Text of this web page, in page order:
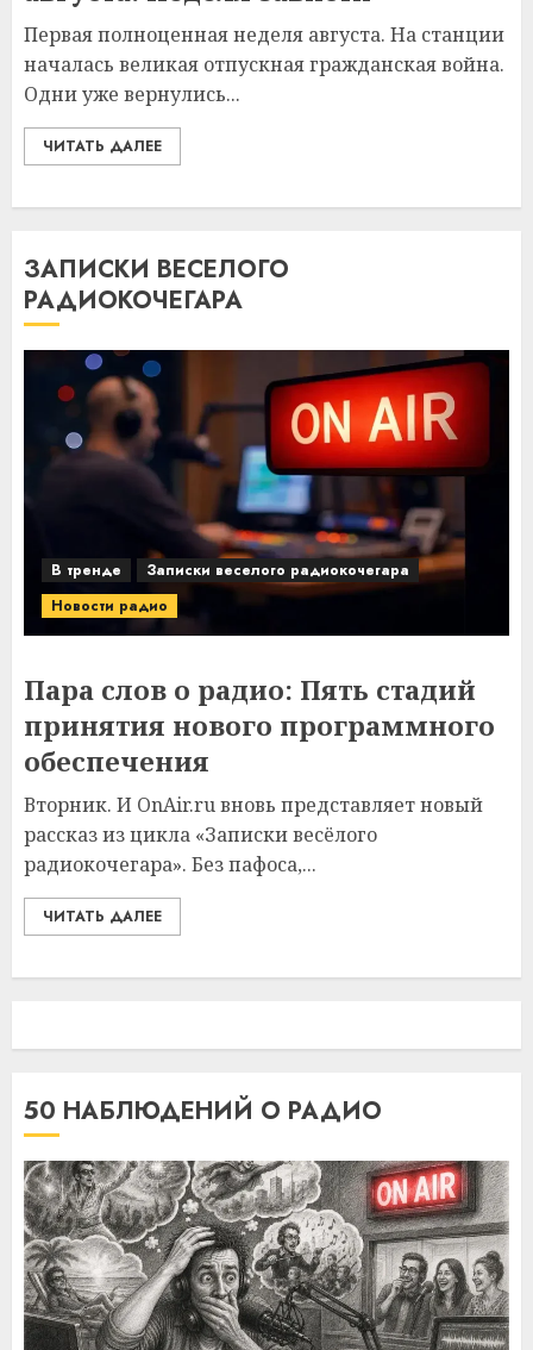
Первая полноценная неделя августа. На станции
началась великая отпускная гражданская война.
Одни уже вернулись...
ЧИТАТЬ ДАЛЕЕ
ЗАПИСКИ ВЕСЕЛОГО
РАДИОКОЧЕГАРА
В тренде
Записки веселого радиокочегара
Новости радио
Пара слов о радио: Пять стадий
принятия нового программного
обеспечения
Вторник. И OnAir.ru вновь представляет новый
рассказ из цикла «Записки весёлого
радиокочегара». Без пафоса,...
ЧИТАТЬ ДАЛЕЕ
50 НАБЛЮДЕНИЙ О РАДИО